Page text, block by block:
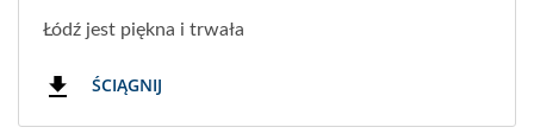
Łódź jest piękna i trwała
ŚCIĄGNIJ